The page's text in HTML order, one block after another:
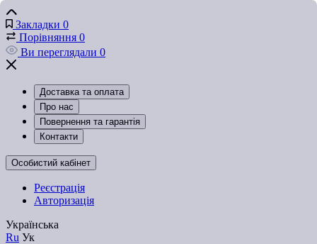
Закладки 0
Порівняння 0
Ви переглядали 0
Доставка та оплата
Про нас
Повернення та гарантія
Контакти
Особистий кабінет
Реєстрація
Авторизація
Українська
Ru Ук